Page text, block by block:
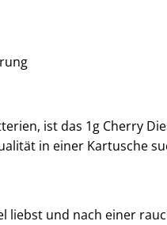
ist das 1g Cherry
in einer Kartusche
liebst und nach einer